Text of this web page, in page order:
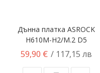
Дънна платка ASROCK
H610M-H2/M.2 D5
59,90 € / 117,15 лв